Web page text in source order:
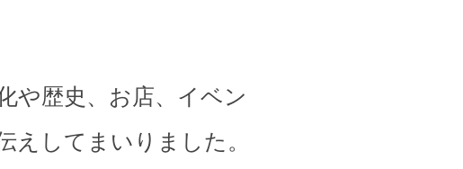
や歴史、お店、イベン
えしてまいりました。